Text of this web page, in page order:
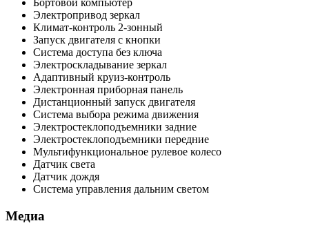
Бортовой компьютер
Электропривод зеркал
Климат-контроль 2-зонный
Запуск двигателя с кнопки
Система доступа без ключа
Электроскладывание зеркал
Адаптивный круиз-контроль
Электронная приборная панель
Дистанционный запуск двигателя
Система выбора режима движения
Электростеклоподъемники задние
Электростеклоподъемники передние
Мультифункциональное рулевое колесо
Датчик света
Датчик дождя
Система управления дальним светом
Медиа